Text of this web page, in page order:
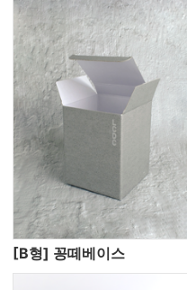
[B형] 꽁떼베이스